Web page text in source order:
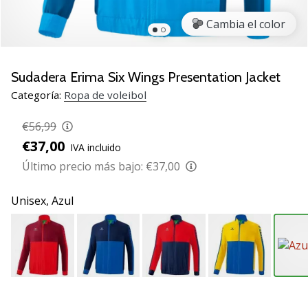
voleibol
Regalos
Navidad
jugadores
voleibol:
¡Nuestros
consejos
ayudarán
a
elegir
el
regalo
perfecto!
Cambia el color
Sudadera Erima Six Wings Presentation Jacket
Categoría: Ropa de voleibol
€56,99
€37,00 IVA incluido
Último precio más bajo: €37,00
Unisex, Azul